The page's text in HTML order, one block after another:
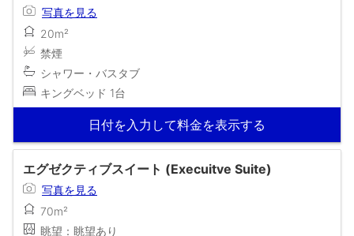
写真を見る
20m²
禁煙
シャワー・バスタブ
キングベッド 1台
日付を入力して料金を表示する
エグゼクティブスイート (Execuitve Suite)
写真を見る
70m²
眺望：眺望あり